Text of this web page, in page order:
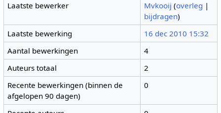
Laatste bewerker Mvkooij (overleg |
bijdragen)
Laatste bewerking
16 dec 2010 15:32
Aantal bewerkingen
4
Auteurs totaal
2
Recente bewerkingen (binnen de
afgelopen 90 dagen)
0